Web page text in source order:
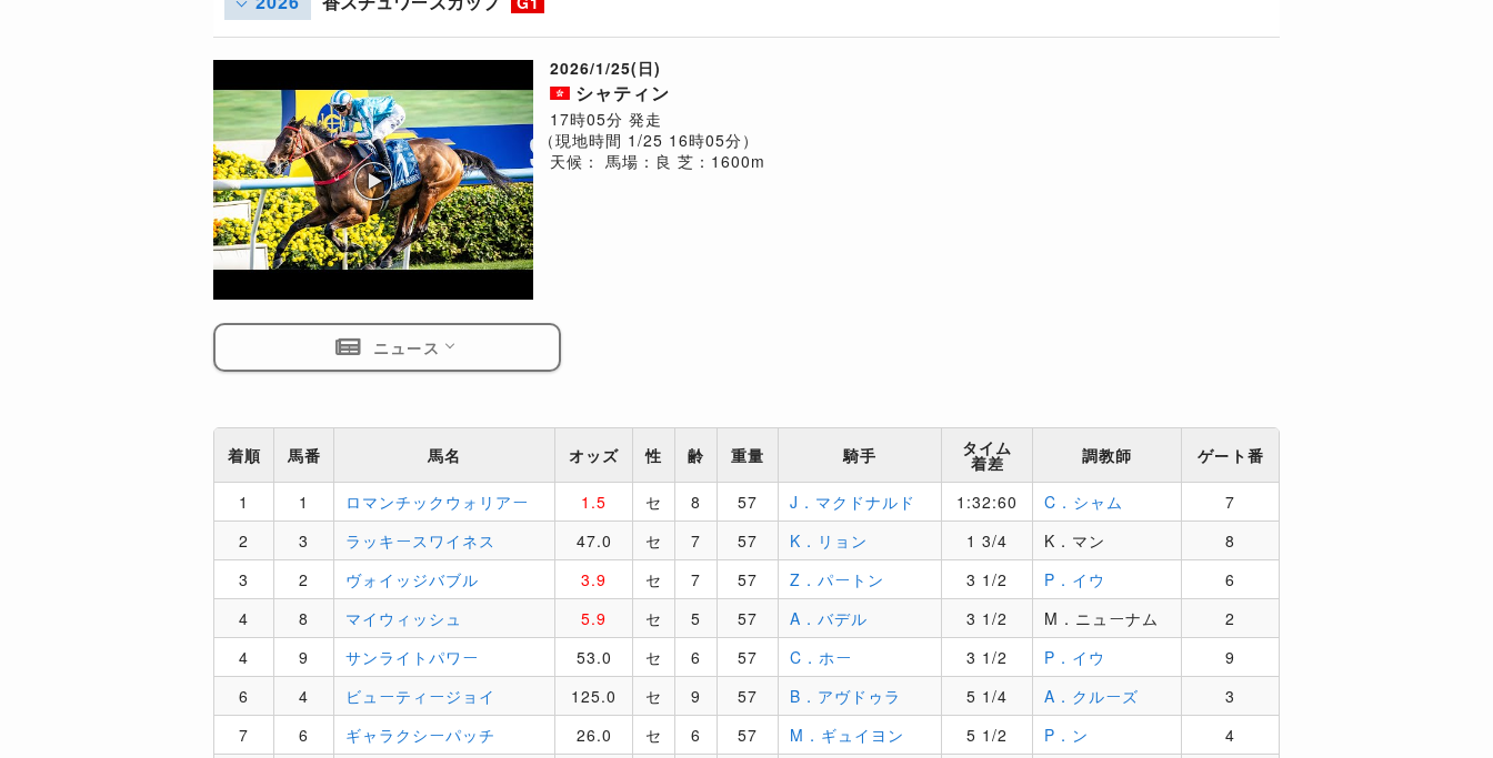
2026/1/25(日)
シャティン
17時05分 発走
（現地時間 1/25 16時05分）
天候： 馬場：良 芝：1600m
ニュース
着順 馬番 馬名 オッズ 性 齢 重量 騎手 タイム
着差 調教師 ゲート番
1 1 ロマンチックウォリアー 1.5 セ 8 57 J．マクドナルド 1:32:60 C．シャム
7
2
3 ラッキースワイネス 47.0 セ 7 57 K．リョン 1 3/4 K．マン
8
3
2 ヴォイッジバブル 3.9 セ 7 57 Z．パートン 3 1/2 P．イウ
6
4
8 マイウィッシュ 5.9 セ 5 57 A．バデル 3 1/2 M．ニューナム
2
4
9 サンライトパワー 53.0 セ 6 57 C．ホー 3 1/2 P．イウ
9
6
4 ビューティージョイ 125.0 セ 9 57 B．アヴドゥラ 5 1/4 A．クルーズ
3
7
6 ギャラクシーパッチ 26.0 セ 6 57 M．ギュイヨン 5 1/2 P．ン
4